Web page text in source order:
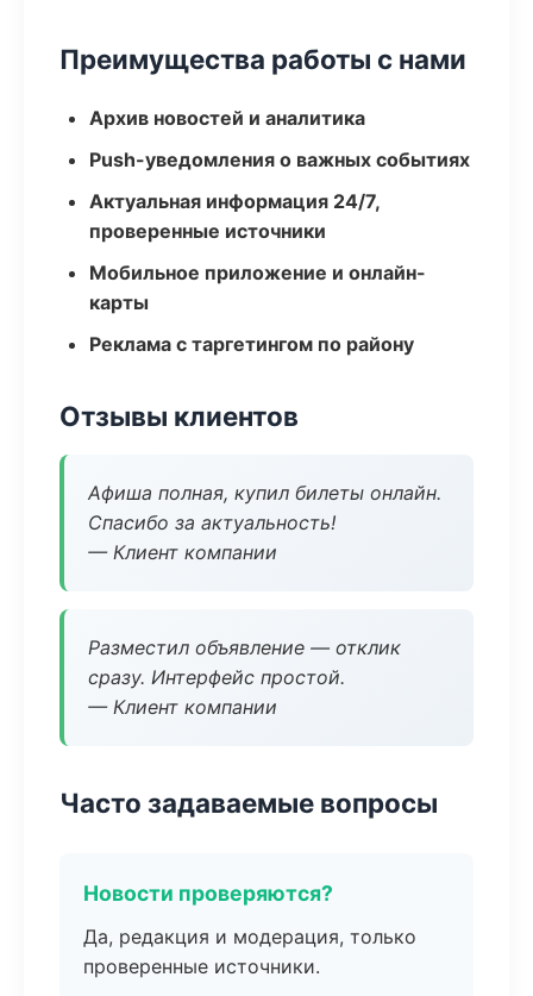
Преимущества работы с нами
Архив новостей и аналитика
Push-уведомления о важных событиях
Актуальная информация 24/7,
проверенные источники
Мобильное приложение и онлайн-
карты
Реклама с таргетингом по району
Отзывы клиентов
Афиша полная, купил билеты онлайн.
Спасибо за актуальность!
— Клиент компании
Разместил объявление — отклик
сразу. Интерфейс простой.
— Клиент компании
Часто задаваемые вопросы
Новости проверяются?
Да, редакция и модерация, только
проверенные источники.